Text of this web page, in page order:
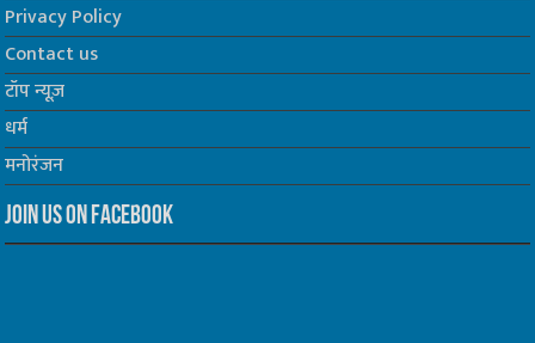
Privacy Policy
Contact us
टॉप न्यूज़
धर्म
मनोरंजन
Join us on Facebook